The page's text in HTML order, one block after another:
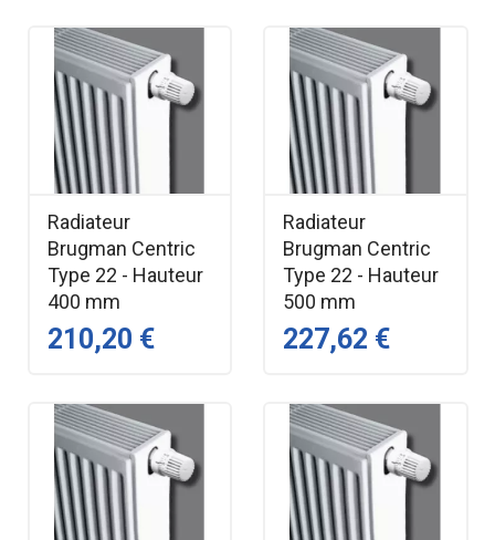
Radiateur
Brugman Centric
Type 22 - Hauteur
400 mm
210,20 €
Radiateur
Brugman Centric
Type 22 - Hauteur
500 mm
227,62 €